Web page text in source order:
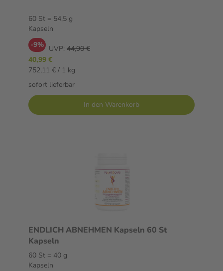
60 St = 54,5 g
Kapseln
-9% UVP: 44,90 €
40,99 €
752,11 € / 1 kg
sofort lieferbar
In den Warenkorb
ENDLICH ABNEHMEN Kapseln 60 St
Kapseln
60 St = 40 g
Kapseln